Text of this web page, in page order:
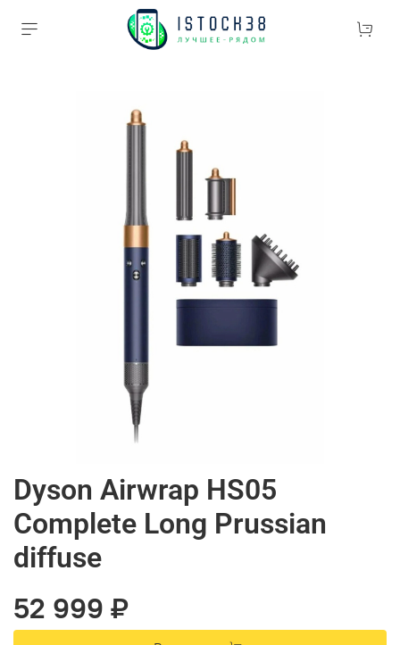
Dyson Airwrap HS05
Complete Long Prussian
diffuse
52 999 ₽